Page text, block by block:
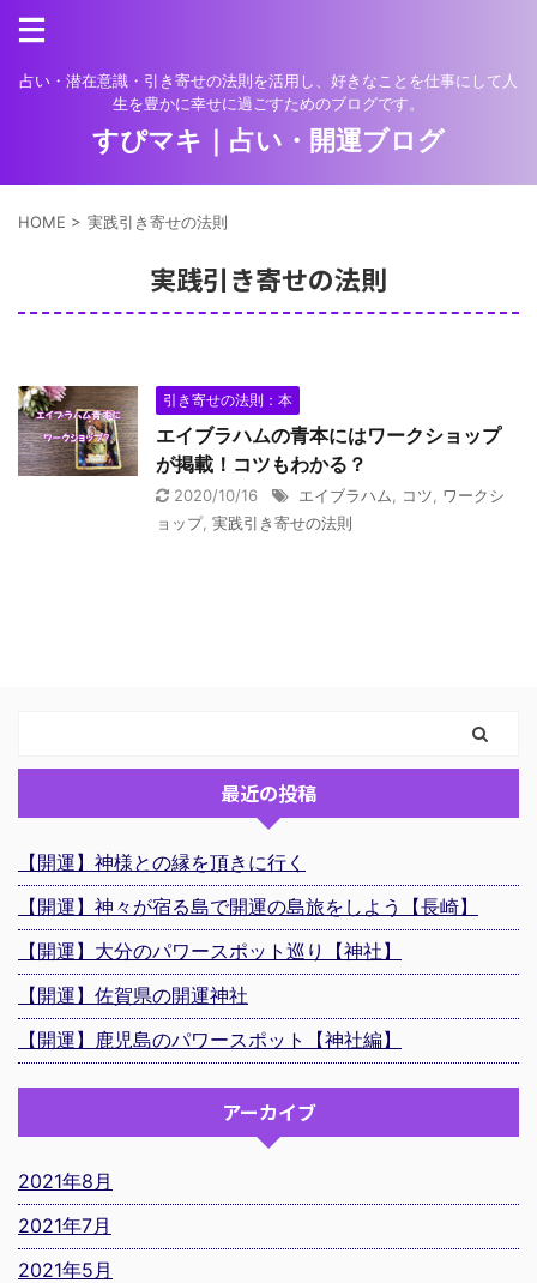
占い・潜在意識・引き寄せの法則を活用し、好きなことを仕事にして人
生を豊かに幸せに過ごすためのブログです。
すぴマキ｜占い・開運ブログ
HOME > 実践引き寄せの法則
実践引き寄せの法則
引き寄せの法則：本
エイブラハムの青本にはワークショップ
が掲載！コツもわかる？
2020/10/16 エイブラハム コツ
ワークシ
ョップ, 実践引き寄せの法則
最近の投稿
【開運】神様との縁を頂きに行く
【開運】神々が宿る島で開運の島旅をしよう【長崎】
【開運】大分のパワースポット巡り【神社】
【開運】佐賀県の開運神社
【開運】鹿児島のパワースポット【神社編】
アーカイブ
2021年8月
2021年7月
2021年5月